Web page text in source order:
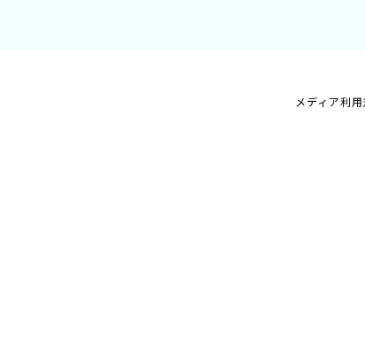
メディア利